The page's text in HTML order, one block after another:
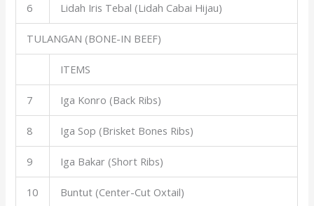
6 Lidah Iris Tebal (Lidah Cabai Hijau)
TULANGAN (BONE-IN BEEF)
ITEMS
7 Iga Konro (Back Ribs)
8 Iga Sop (Brisket Bones Ribs)
9 Iga Bakar (Short Ribs)
10 Buntut (Center-Cut Oxtail)